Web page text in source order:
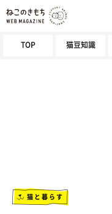
TOP 猫豆知識
猫と暮らす